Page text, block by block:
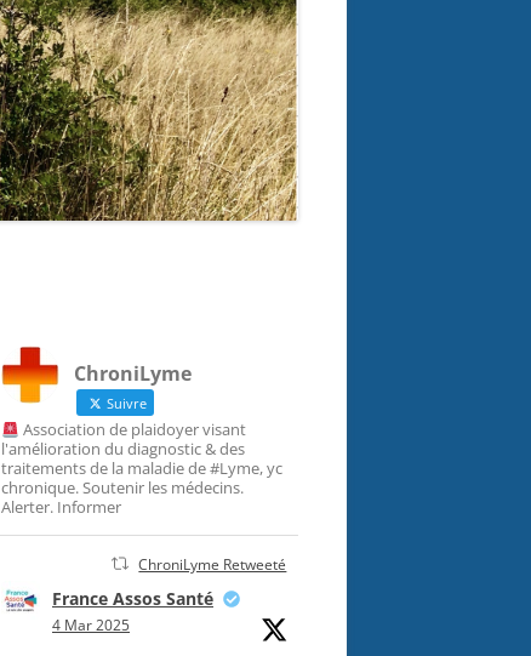
ChroniLyme
Suivre
Association de plaidoyer visant
l'amélioration du diagnostic & des
traitements de la maladie de #Lyme, yc
chronique. Soutenir les médecins.
Alerter. Informer
ChroniLyme Retweeté
France Assos Santé
4 Mar 2025